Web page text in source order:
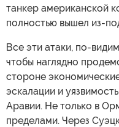
танкер американской
полностью вышел из-
Все эти атаки, по-
чтобы наглядно
стороне
эскалации и
Аравии. Не только в
пределами. Через